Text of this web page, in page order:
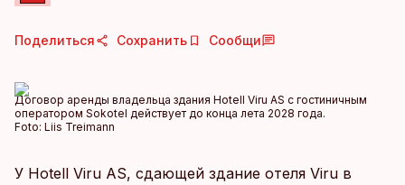
Поделиться Сохранить Сообщи
Договор аренды владельца здания Hotell Viru AS с гостиничным
оператором Sokotel действует до конца лета 2028 года.
Foto: Liis Treimann
У Hotell Viru AS, сдающей здание отеля Viru в